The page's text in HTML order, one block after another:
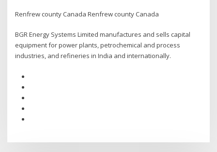
Renfrew county Canada Renfrew county Canada
BGR Energy Systems Limited manufactures and sells capital
equipment for power plants, petrochemical and process
industries, and refineries in India and internationally.